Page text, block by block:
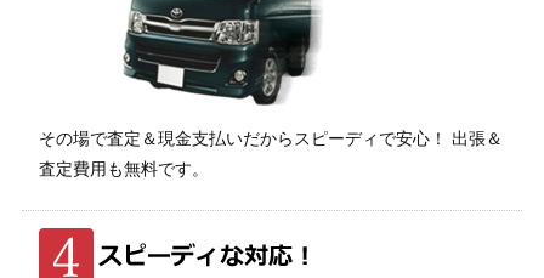
その場で査定＆現金支払いだからスピーディで安心！ 出張＆
査定費用も無料です。